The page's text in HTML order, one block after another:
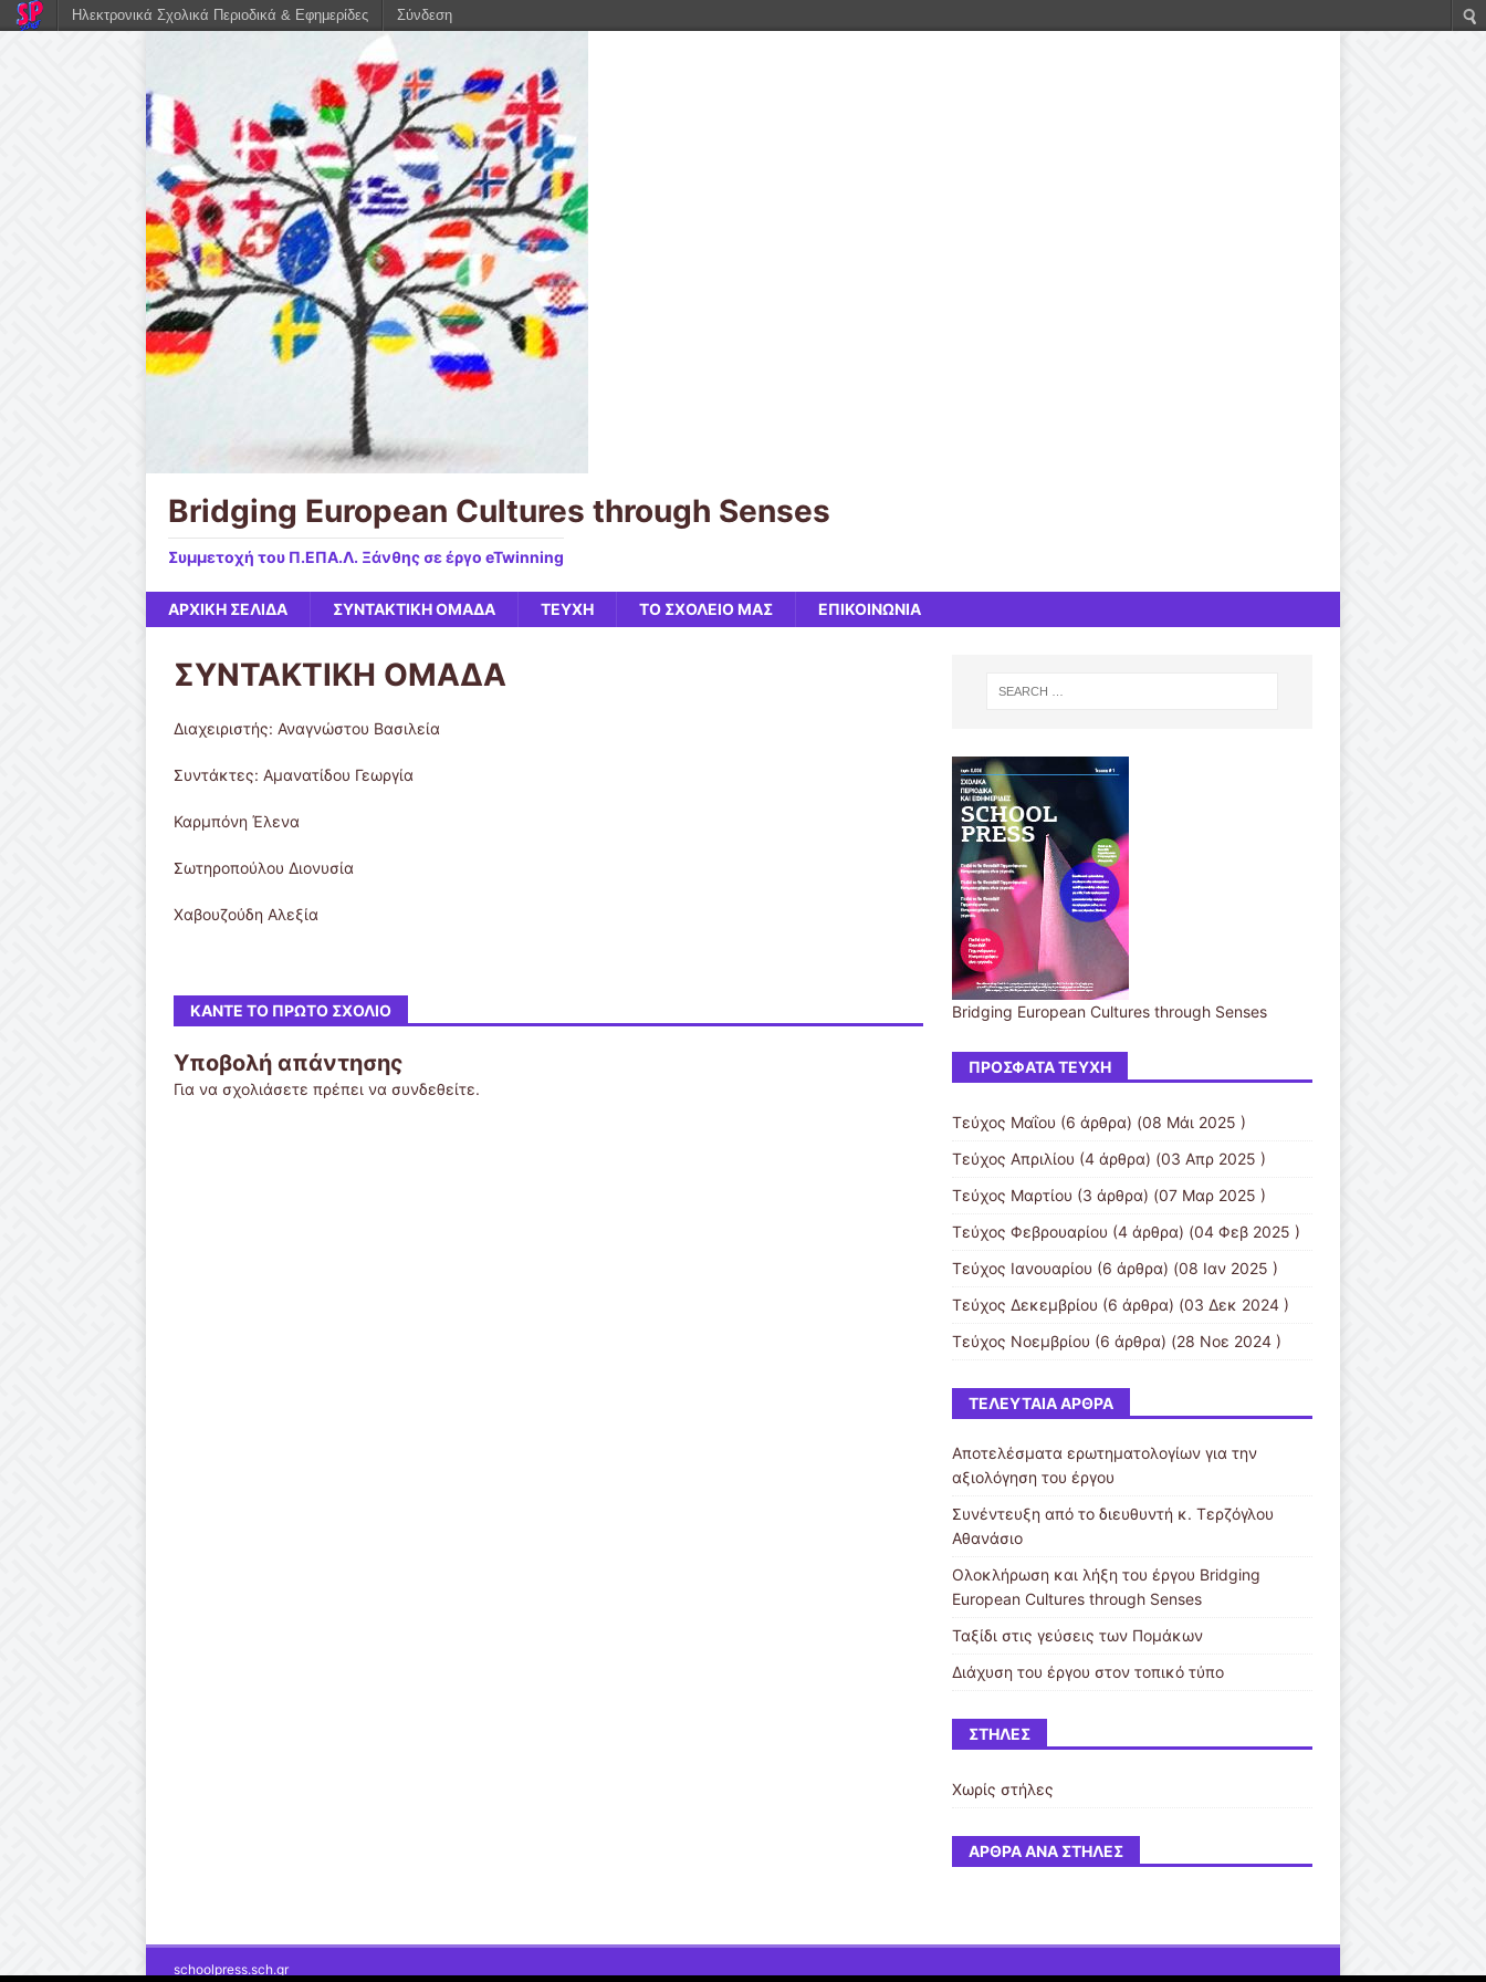
Bridging European Cultures through Senses
Συμμετοχή του Π.ΕΠΑ.Λ. Ξάνθης σε έργο eTwinning
ΑΡΧΙΚΉ ΣΕΛΊΔΑ ΣΥΝΤΑΚΤΙΚΗ ΟΜΑΔΑ ΤΕΥΧΗ ΤΟ ΣΧΟΛΕΙΟ ΜΑΣ ΕΠΙΚΟΙΝΩΝΙΑ
ΣΥΝΤΑΚΤΙΚΗ ΟΜΑΔΑ
Διαχειριστής: Αναγνώστου Βασιλεία
Συντάκτες: Αμανατίδου Γεωργία
Καρμπόνη Έλενα
Σωτηροπούλου Διονυσία
Χαβουζούδη Αλεξία
ΚΆΝΤΕ ΤΟ ΠΡΏΤΟ ΣΧΌΛΙΟ
Υποβολή απάντησης
Για να σχολιάσετε πρέπει να συνδεθείτε.
Bridging European Cultures through Senses
ΠΡΌΣΦΑΤΑ ΤΕΎΧΗ
Τεύχος Μαΐου (6 άρθρα) (08 Μάι 2025 )
Τεύχος Απριλίου (4 άρθρα) (03 Απρ 2025 )
Τεύχος Μαρτίου (3 άρθρα) (07 Μαρ 2025 )
Τεύχος Φεβρουαρίου (4 άρθρα) (04 Φεβ 2025 )
Τεύχος Ιανουαρίου (6 άρθρα) (08 Ιαν 2025 )
Τεύχος Δεκεμβρίου (6 άρθρα) (03 Δεκ 2024 )
Τεύχος Νοεμβρίου (6 άρθρα) (28 Νοε 2024 )
ΤΕΛΕΥΤΑΊΑ ΆΡΘΡΑ
Αποτελέσματα ερωτηματολογίων για την
αξιολόγηση του έργου
Συνέντευξη από το διευθυντή κ. Τερζόγλου
Αθανάσιο
Ολοκλήρωση και λήξη του έργου Bridging
European Cultures through Senses
Ταξίδι στις γεύσεις των Πομάκων
Διάχυση του έργου στον τοπικό τύπο
ΣΤΉΛΕΣ
Χωρίς στήλες
ΆΡΘΡΑ ΑΝΆ ΣΤΉΛΕΣ
schoolpress.sch.gr
Ηλεκτρονικά Σχολικά Περιοδικά & Εφημερίδες Σύνδεση